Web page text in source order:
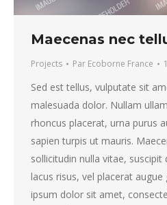
Maecenas nec
Projects Par Ecoborne France
Sed est tellus, vulputate sit
malesuada dolor. Nullam
rhoncus placerat, urna purus
sapien turpis ut mauris.
sollicitudin nulla vitae,
lacus risus, vel placerat
ipsum dolor sit amet,